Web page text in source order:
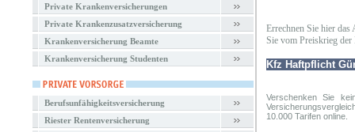
Private Krankenversicherungen
Private Krankenzusatzversicherung
Krankenversicherung Beamte
Krankenversicherung Studenten
Berufsunfähigkeitsversicherung
Riester Rentenversicherung
Errechnen Sie hier
Sie vom Preiskrieg
Kfz Haftpflicht
Verschenken Sie
10.000 Tarifen online.